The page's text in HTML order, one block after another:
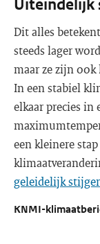
Uiteindelijk
Dit alles
steeds lager
maar ze zijn
In een stabiel
elkaar precies in
een kleinere
geleidelijk
KNMI-